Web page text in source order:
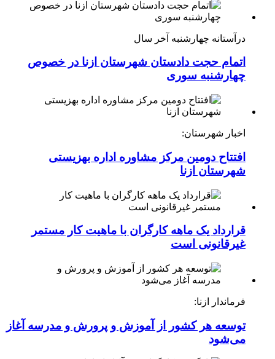
درآستانه چهارشنبه آخر سال
اتمام حجت دادستان شهرستان ازنا در خصوص
چهارشنبه ‌سوری
اخبار شهرستان:
افتتاح دومین مرکز مشاوره اداره بهزیستی
شهرستان ازنا
قرارداد یک ماهه کارگران با ماهیت کار مستمر
غیرقانونی است
فرماندار ازنا:
توسعه هر کشور از آموزش و پرورش و مدرسه آغاز
می‌شود